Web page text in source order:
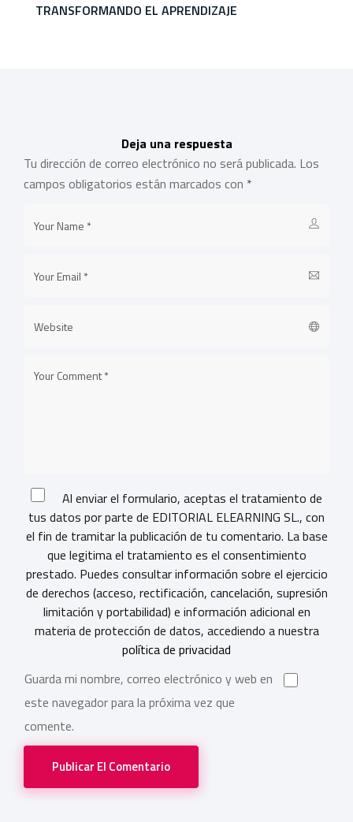
TRANSFORMANDO EL APRENDIZAJE
Deja una respuesta
Tu dirección de correo electrónico no será publicada. Los
campos obligatorios están marcados con *
Al enviar el formulario, aceptas el tratamiento de
tus datos por parte de EDITORIAL ELEARNING SL., con
el fin de tramitar la publicación de tu comentario. La base
que legitima el tratamiento es el consentimiento
prestado. Puedes consultar información sobre el ejercicio
de derechos (acceso, rectificación, cancelación, supresión
limitación y portabilidad) e información adicional en
materia de protección de datos, accediendo a nuestra
política de privacidad
Guarda mi nombre, correo electrónico y web en
este navegador para la próxima vez que
comente.
Publicar El Comentario